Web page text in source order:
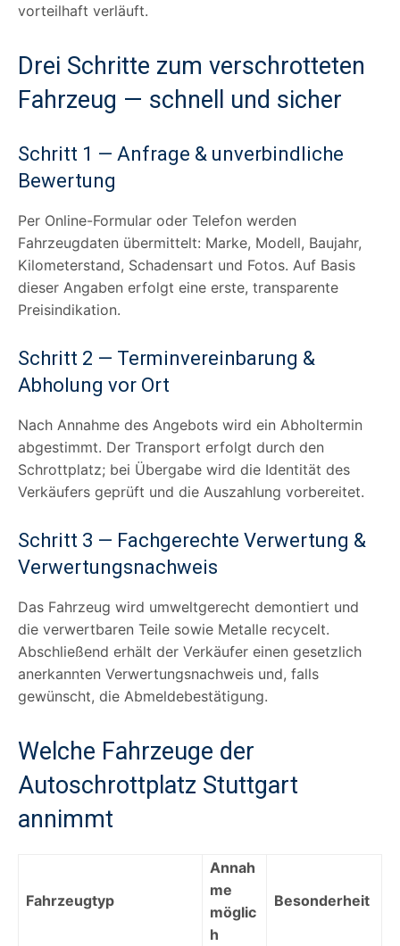
vorteilhaft verläuft.
Drei Schritte zum verschrotteten
Fahrzeug — schnell und sicher
Schritt 1 — Anfrage & unverbindliche
Bewertung
Per Online-Formular oder Telefon werden
Fahrzeugdaten übermittelt: Marke, Modell, Baujahr,
Kilometerstand, Schadensart und Fotos. Auf Basis
dieser Angaben erfolgt eine erste, transparente
Preisindikation.
Schritt 2 — Terminvereinbarung &
Abholung vor Ort
Nach Annahme des Angebots wird ein Abholtermin
abgestimmt. Der Transport erfolgt durch den
Schrottplatz; bei Übergabe wird die Identität des
Verkäufers geprüft und die Auszahlung vorbereitet.
Schritt 3 — Fachgerechte Verwertung &
Verwertungsnachweis
Das Fahrzeug wird umweltgerecht demontiert und
die verwertbaren Teile sowie Metalle recycelt.
Abschließend erhält der Verkäufer einen gesetzlich
anerkannten Verwertungsnachweis und, falls
gewünscht, die Abmeldebestätigung.
Welche Fahrzeuge der
Autoschrottplatz Stuttgart
annimmt
Fahrzeugtyp
Annah
me
möglic
h
Besonderheit